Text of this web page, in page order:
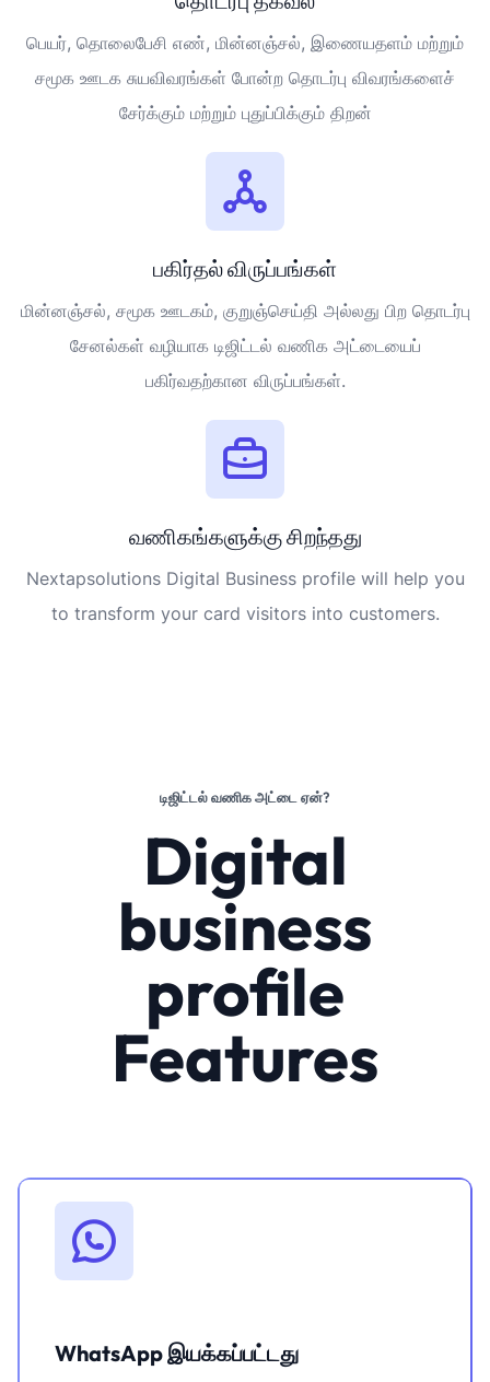
பெயர், தொலைபேசி எண், மின்னஞ்சல், இணையதளம் மற்றும்
சமூக ஊடக சுயவிவரங்கள் போன்ற தொடர்பு விவரங்களைச்
சேர்க்கும் மற்றும் புதுப்பிக்கும் திறன்
பகிர்தல் விருப்பங்கள்
மின்னஞ்சல், சமூக ஊடகம், குறுஞ்செய்தி அல்லது பிற தொடர்பு
சேனல்கள் வழியாக டிஜிட்டல் வணிக அட்டையைப்
பகிர்வதற்கான விருப்பங்கள்.
வணிகங்களுக்கு சிறந்தது
Nextapsolutions Digital Business profile will help you
to transform your card visitors into customers.
டிஜிட்டல் வணிக அட்டை ஏன்?
Digital
business
profile
Features
WhatsApp இயக்கப்பட்டது